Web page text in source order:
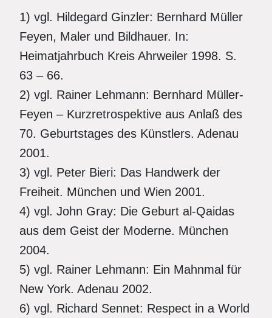
1) vgl. Hildegard Ginzler: Bernhard Müller
Feyen, Maler und Bildhauer. In:
Heimatjahrbuch Kreis Ahrweiler 1998. S.
63 – 66.
2) vgl. Rainer Lehmann: Bernhard Müller-
Feyen – Kurzretrospektive aus Anlaß des
70. Geburtstages des Künstlers. Adenau
2001.
3) vgl. Peter Bieri: Das Handwerk der
Freiheit. München und Wien 2001.
4) vgl. John Gray: Die Geburt al-Qaidas
aus dem Geist der Moderne. München
2004.
5) vgl. Rainer Lehmann: Ein Mahnmal für
New York. Adenau 2002.
6) vgl. Richard Sennet: Respect in a World